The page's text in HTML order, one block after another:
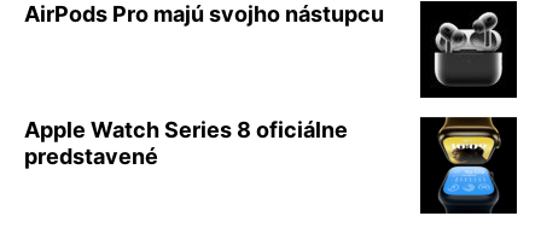
AirPods Pro majú svojho nástupcu
Apple Watch Series 8 oficiálne
predstavené